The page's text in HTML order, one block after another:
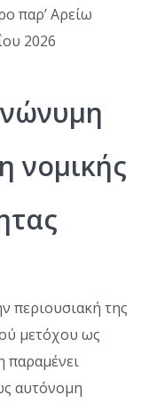
παρ’ Αρείω
2026
νομικής
περιουσιακή της
μετόχου ως
παραμένει
αυτόνομη